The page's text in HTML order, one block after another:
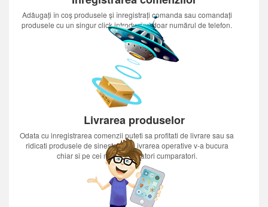
Adăugați în coș produsele și înregistrați comanda sau comandați
produsele cu un singur click introducînd doar numărul de telefon.
Livrarea produselor
Odata cu inregistrarea comenzii puteti sa profitati de livrare sau sa
ridicati produsele de sinestatator.Livrarea operative v-a bucura
chiar si pe cei mai nerabdatori cumparatori.